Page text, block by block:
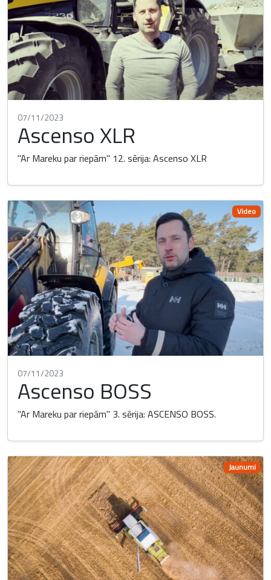
07/11/2023
Ascenso XLR
"Ar Mareku par riepām" 12. sērija: Ascenso XLR
Video
07/11/2023
Ascenso BOSS
"Ar Mareku par riepām" 3. sērija: ASCENSO BOSS.
Jaunumi